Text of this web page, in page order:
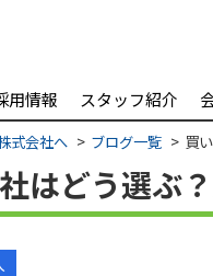
用情報 スタッフ紹介
式会社へ ブログ一覧 買
はどう選ぶ